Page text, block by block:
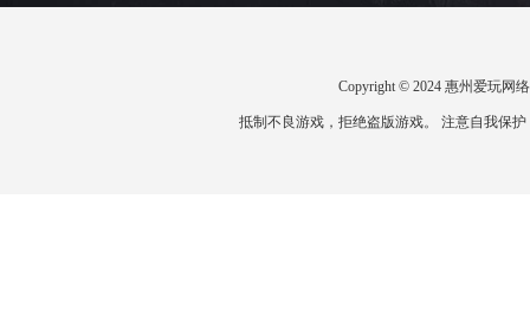
Copyright © 2024 惠州爱玩网
抵制不良游戏，拒绝盗版游戏。 注意自我保